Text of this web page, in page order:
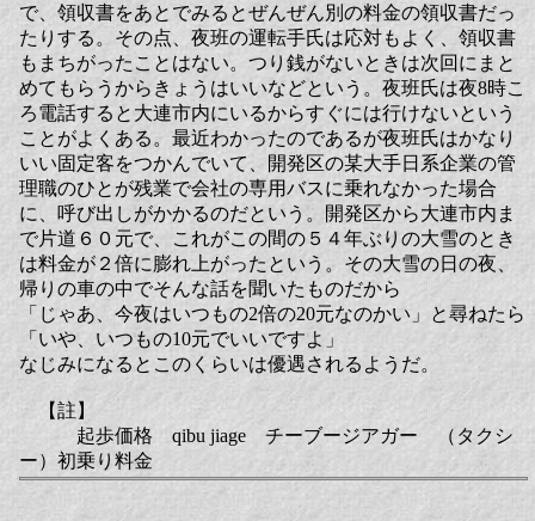
で、領収書をあとでみるとぜんぜん別の料金の領収書だっ
たりする。その点、夜班の運転手氏は応対もよく、領収書
もまちがったことはない。つり銭がないときは次回にまと
めてもらうからきょうはいいなどという。夜班氏は夜8時こ
ろ電話すると大連市内にいるからすぐには行けないという
ことがよくある。最近わかったのであるが夜班氏はかなり
いい固定客をつかんでいて、開発区の某大手日系企業の管
理職のひとが残業で会社の専用バスに乗れなかった場合
に、呼び出しがかかるのだという。開発区から大連市内ま
で片道６０元で、これがこの間の５４年ぶりの大雪のとき
は料金が２倍に膨れ上がったという。その大雪の日の夜、
帰りの車の中でそんな話を聞いたものだから
「じゃあ、今夜はいつもの2倍の20元なのかい」と尋ねたら
「いや、いつもの10元でいいですよ」
なじみになるとこのくらいは優遇されるようだ。
【註】
起歩価格 qibu jiage チーブージアガー （タクシ
ー）初乗り料金